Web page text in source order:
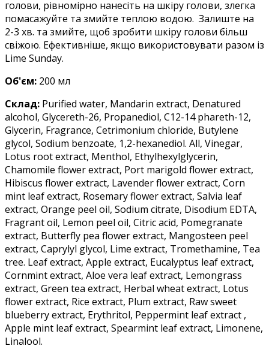
голови, рівномірно нанесіть на шкіру голови, злегка
помасажуйте та змийте теплою водою. Залиште на
2-3 хв. та змийте, щоб зробити шкіру голови більш
свіжою. Ефективніше, якщо використовувати разом із
Lime Sunday.
Об'єм: 200 мл
Склад: Purified water, Mandarin extract, Denatured
alcohol, Glycereth-26, Propanediol, C12-14 phareth-12,
Glycerin, Fragrance, Cetrimonium chloride, Butylene
glycol, Sodium benzoate, 1,2-hexanediol. All, Vinegar,
Lotus root extract, Menthol, Ethylhexylglycerin,
Chamomile flower extract, Port marigold flower extract,
Hibiscus flower extract, Lavender flower extract, Corn
mint leaf extract, Rosemary flower extract, Salvia leaf
extract, Orange peel oil, Sodium citrate, Disodium EDTA,
Fragrant oil, Lemon peel oil, Citric acid, Pomegranate
extract, Butterfly pea flower extract, Mangosteen peel
extract, Caprylyl glycol, Lime extract, Tromethamine, Tea
tree. Leaf extract, Apple extract, Eucalyptus leaf extract,
Cornmint extract, Aloe vera leaf extract, Lemongrass
extract, Green tea extract, Herbal wheat extract, Lotus
flower extract, Rice extract, Plum extract, Raw sweet
blueberry extract, Erythritol, Peppermint leaf extract ,
Apple mint leaf extract, Spearmint leaf extract, Limonene,
Linalool.